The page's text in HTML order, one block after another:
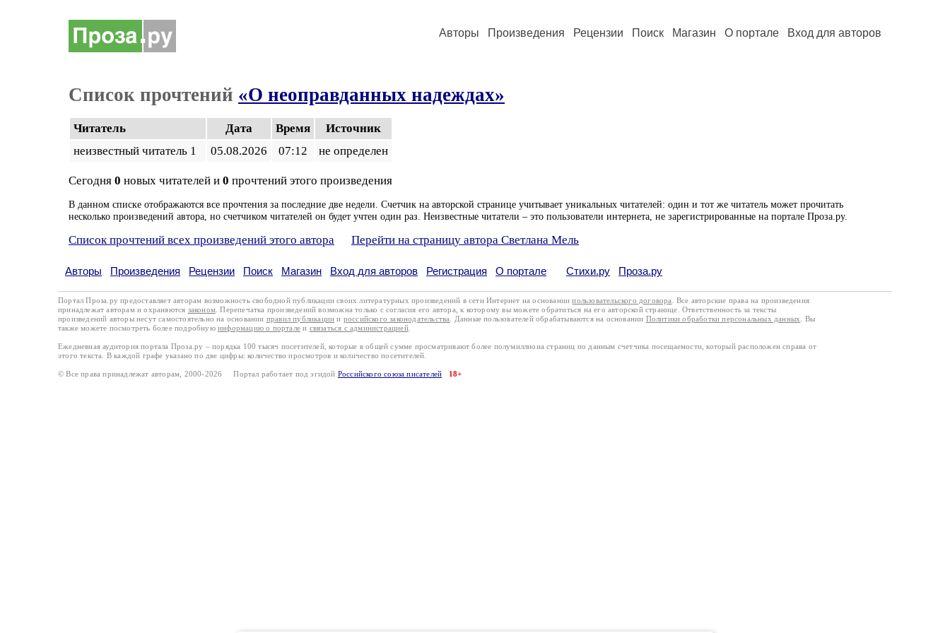
Авторы Произведения Рецензии Поиск Магазин О портале Вход для авторов
Список прочтений «О неоправданных надеждах»
Читатель Дата Время
Источник
неизвестный читатель 1
05.08.2026 07:12 не определен
Сегодня 0 новых читателей и 0 прочтений этого произведения
В данном списке отображаются все прочтения за последние две недели. Счетчик на авторской странице учитывает уникальных читателей: один и тот же читатель может прочитать
несколько произведений автора, но счетчиком читателей он будет учтен один раз. Неизвестные читатели – это пользователи интернета, не зарегистрированные на портале Проза.ру.
Список прочтений всех произведений этого автора Перейти на страницу автора Светлана Мель
Авторы Произведения Рецензии Поиск Магазин Вход для авторов Регистрация О портале Стихи.ру Проза.ру
Портал Проза.ру предоставляет авторам возможность свободной публикации своих литературных произведений в сети Интернет на основаниипользовательского договора
. Все авторские права на произведения
принадлежат авторам и охраняются законом . Перепечатка произведений возможна только с согласия его автора, к которому вы можете обратиться на его авторской странице. Ответственность за тексты
произведений авторы несут самостоятельно на основании правил публикации и российского законодательства . Данные пользователей обрабатываются на основании Политики обработки персональных данных
. Вы
также можете посмотреть более подробную информацию о портале и связаться с администрацией.
Ежедневная аудитория портала Проза.ру – порядка 100 тысяч посетителей, которые в общей сумме просматривают более полумиллиона страниц по данным счетчика посещаемости, который расположен справа от
этого текста. В каждой графе указано по две цифры: количество просмотров и количество посетителей.
© Все права принадлежат авторам, 2000-2026 Портал работает под эгидой Российского союза писателей 18+